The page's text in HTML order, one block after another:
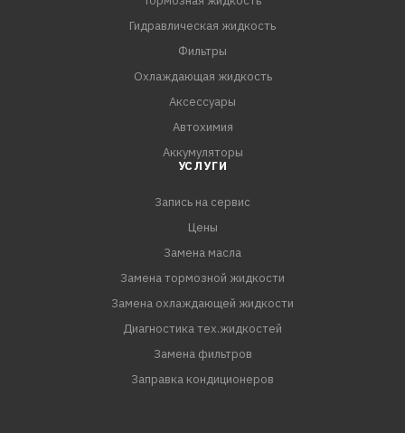
Гидравлическая жидкость
Фильтры
Охлаждающая жидкость
Аксессуары
Автохимия
Аккумуляторы
УСЛУГИ
Запись на сервис
Цены
Замена масла
Замена тормозной жидкости
Замена охлаждающей жидкости
Диагностика тех.жидкостей
Замена фильтров
Заправка кондиционеров